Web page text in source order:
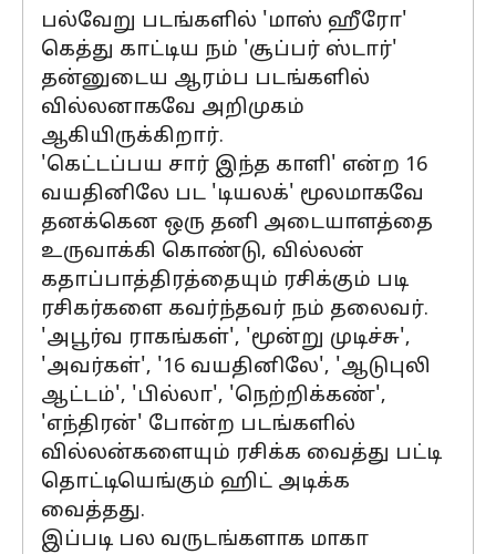
பல்வேறு படங்களில் 'மாஸ் ஹீரோ'
கெத்து காட்டிய நம் 'சூப்பர் ஸ்டார்'
தன்னுடைய ஆரம்ப படங்களில்
வில்லனாகவே அறிமுகம்
ஆகியிருக்கிறார்.
'கெட்டப்பய சார் இந்த காளி' என்ற 16
வயதினிலே பட 'டியலக்' மூலமாகவே
தனக்கென ஒரு தனி அடையாளத்தை
உருவாக்கி கொண்டு, வில்லன்
கதாப்பாத்திரத்தையும் ரசிக்கும் படி
ரசிகர்களை கவர்ந்தவர் நம் தலைவர்.
'அபூர்வ ராகங்கள்', 'மூன்று முடிச்சு',
'அவர்கள்', '16 வயதினிலே', 'ஆடுபுலி
ஆட்டம்', 'பில்லா', 'நெற்றிக்கண்',
'எந்திரன்' போன்ற படங்களில்
வில்லன்களையும் ரசிக்க வைத்து பட்டி
தொட்டியெங்கும் ஹிட் அடிக்க
வைத்தது.
இப்படி பல வருடங்களாக மாகா